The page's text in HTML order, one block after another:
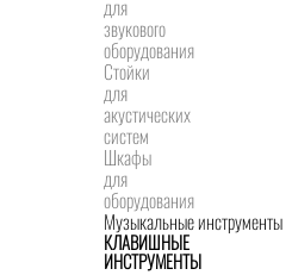
для
звукового
оборудования
Стойки
для
акустических
систем
Шкафы
для
оборудования
Музыкальные инструменты
КЛАВИШНЫЕ
ИНСТРУМЕНТЫ